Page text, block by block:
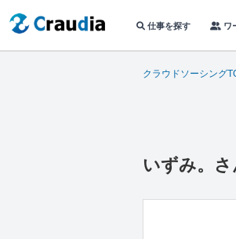
仕事を探す ワ
クラウドソーシング
いずみ。